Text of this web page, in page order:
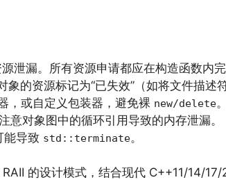
泄漏。所有资源申请都应在构造函数内
象的资源标记为“已失效”（如将文件描述
，或自定义包装器，避免裸 new/delete。
意对象图中的循环引用导致的内存泄漏。
能导致 std::terminate。
的设计模式，结合现代 C++11/14/